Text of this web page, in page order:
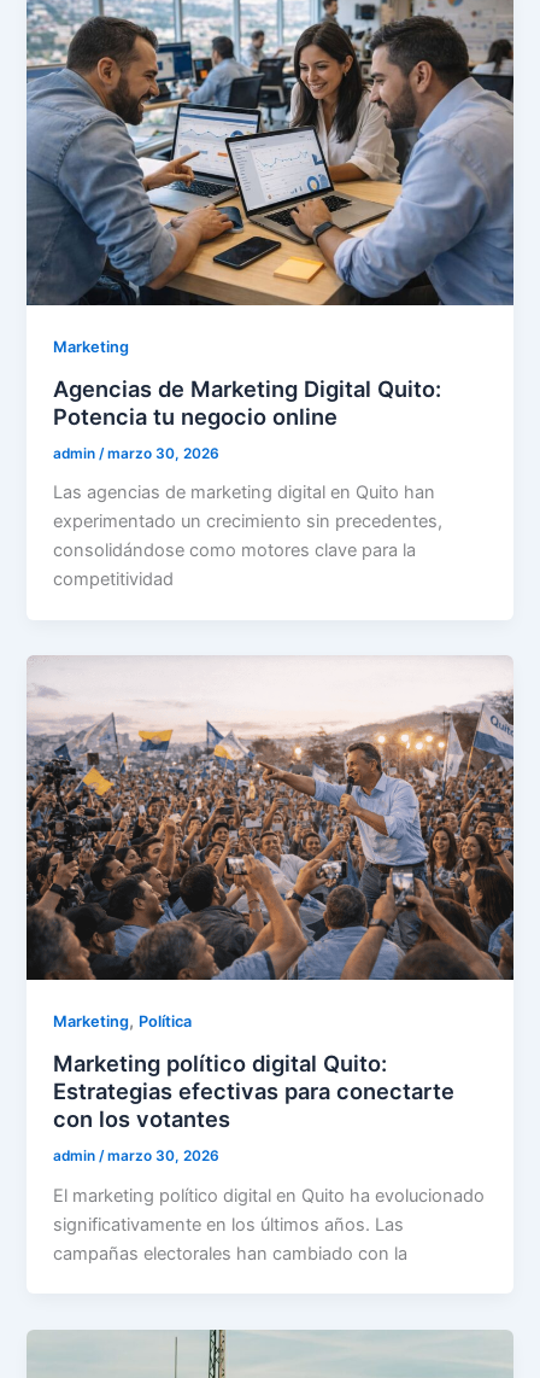
Marketing
Agencias de Marketing Digital Quito:
Potencia tu negocio online
admin /marzo 30, 2026
Las agencias de marketing digital en Quito han
experimentado un crecimiento sin precedentes,
consolidándose como motores clave para la
competitividad
Marketing, Política
Marketing político digital Quito:
Estrategias efectivas para conectarte
con los votantes
admin /marzo 30, 2026
El marketing político digital en Quito ha evolucionado
significativamente en los últimos años. Las
campañas electorales han cambiado con la